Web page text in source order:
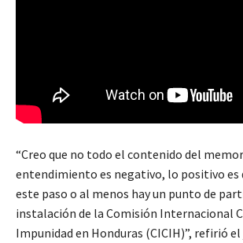
“Creo que no todo el contenido del
entendimiento es negativo, lo positivo es
este paso o al menos hay un punto de
instalación de la Comisión Internacional
Impunidad en Honduras (CICIH)”, refirió